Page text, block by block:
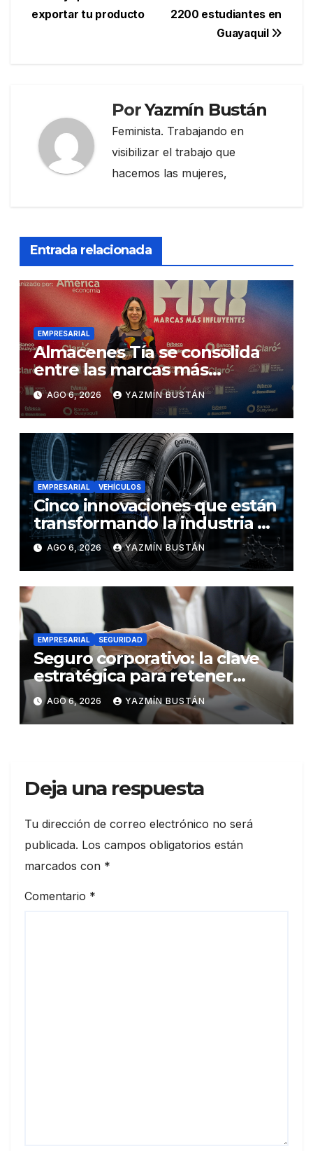
entradas
2200 estudiantes en
Guayaquil
exportar tu producto
PorYazmín Bustán
Feminista. Trabajando en
visibilizar el trabajo que
hacemos las mujeres,
Entrada relacionada
EMPRESARIAL
Almacenes Tía se consolida
entre las marcas más
influyentes del Ecuador
AGO 6, 2026 YAZMÍN BUSTÁN
EMPRESARIAL VEHÍCULOS
Cinco innovaciones que están
transformando la industria de
los neumáticos y redefinen el
futuro de la movilidad
AGO 6, 2026 YAZMÍN BUSTÁN
EMPRESARIAL SEGURIDAD
Seguro corporativo: la clave
estratégica para retener
talento en Ecuador
AGO 6, 2026 YAZMÍN BUSTÁN
Deja una respuesta
Tu dirección de correo electrónico no será
publicada. Los campos obligatorios están
marcados con *
Comentario *